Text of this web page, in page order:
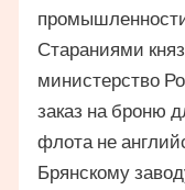
Стараниями
министерство
заказ на броню
флота не
Брянскому